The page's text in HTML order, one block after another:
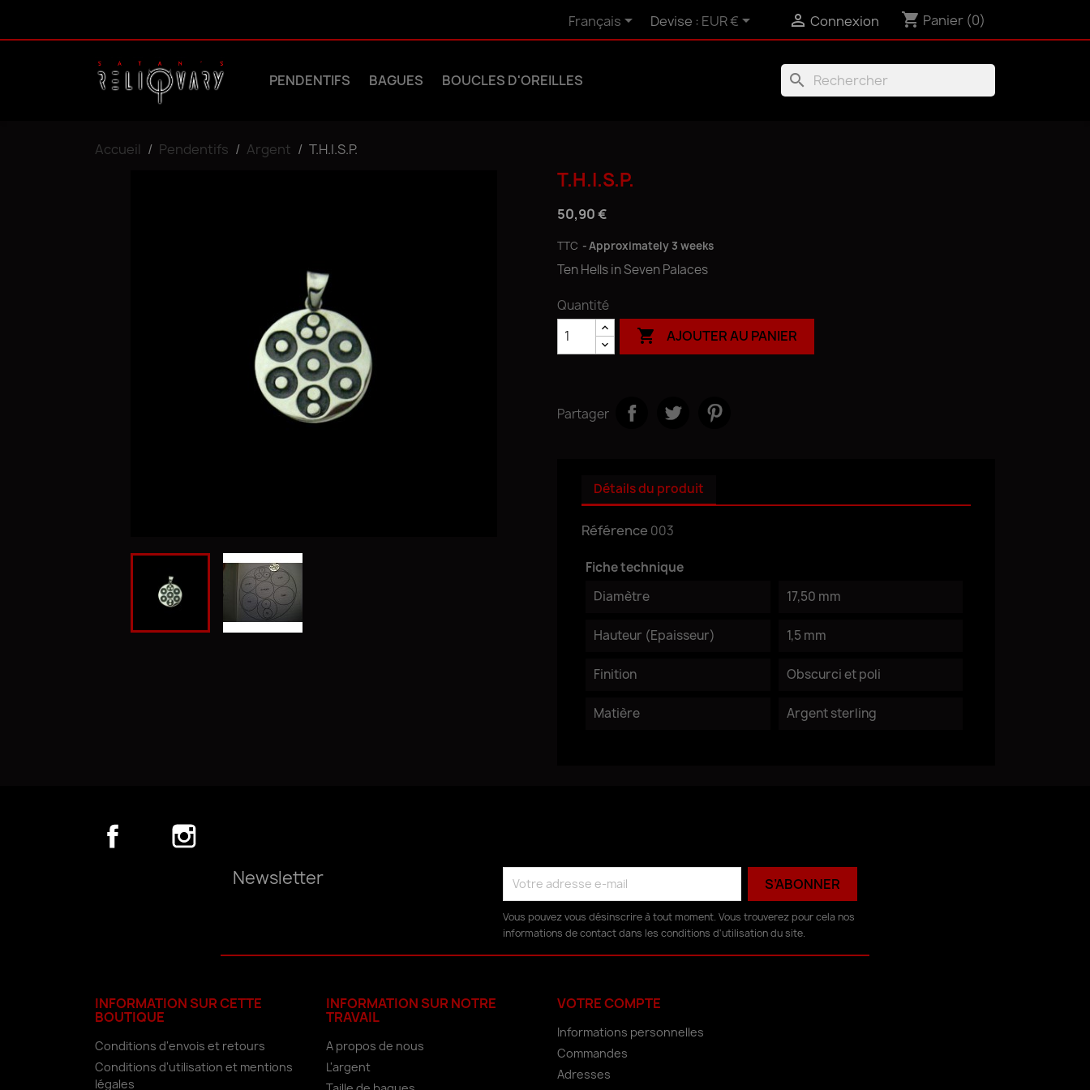
Français Devise : EUR €  Connexion shopping_cart Panier (0)
PENDENTIFS BAGUES BOUCLES D'OREILLES search
Accueil Pendentifs Argent T.H.I.S.P.
T.H.I.S.P.
50,90 €
TTC Approximately 3 weeks
Ten Hells in Seven Palaces
Quantité
 AJOUTER AU PANIER
Partager
Détails du produit
Référence 003
Fiche technique
Diamètre
17,50 mm
Hauteur (Epaisseur) 1,5 mm
Finition Obscurci et poli
Matière Argent sterling
FacebookYouTube
Newsletter
Vous pouvez vous désinscrire à tout moment. Vous trouverez pour cela nos
informations de contact dans les conditions d'utilisation du site.
INFORMATION SUR CETTE
BOUTIQUE
Conditions d'envois et retours
Conditions d'utilisation et mentions
légales
INFORMATION SUR NOTRE
TRAVAIL
A propos de nous
L'argent
VOTRE COMPTE
Informations personnelles
Commandes
Adresses